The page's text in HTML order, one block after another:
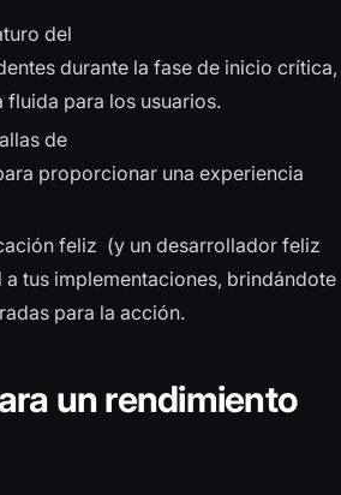
del
durante la fase de inicio crítica,
para los usuarios.
de
proporcionar una experiencia
feliz (y un desarrollador feliz
tus implementaciones, brindándote
para la acción.
un rendimiento